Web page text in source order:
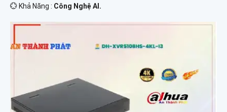
️💮 Khả Năng : Công Nghệ AI.